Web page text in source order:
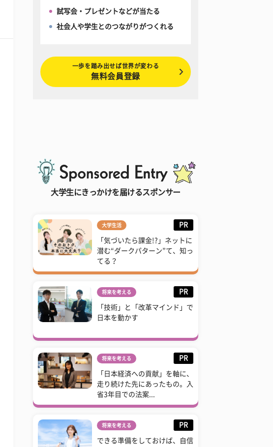
試写会・プレゼントなどが当たる
社会人や学生とのつながりがつくれる
一歩を踏み出せば世界が変わる
無料会員登録
大学生にきっかけを届けるスポンサー
大学生活 PR
「気づいたら課金!?」ネットに
潜む“ダークパターン”て、知っ
てる？
将来を考える PR
「技術」と「改革マインド」で
日本を動かす
将来を考える PR
「日本経済への貢献」を軸に、
走り続けた先にあったもの。入
省3年目での法案...
将来を考える PR
できる準備をしておけば、自信